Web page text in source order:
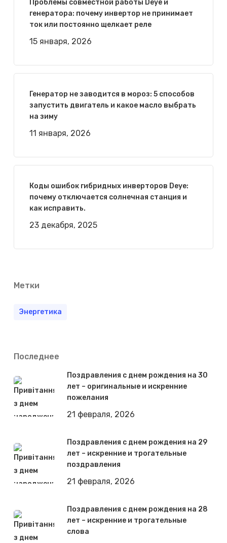
Проблемы совместной работы Deye и
генератора: почему инвертор не принимает
ток или постоянно щелкает реле
15 января, 2026
Генератор не заводится в мороз: 5 способов
запустить двигатель и какое масло выбрать
на зиму
11 января, 2026
Коды ошибок гибридных инверторов Deye:
почему отключается солнечная станция и
как исправить.
23 декабря, 2025
Метки
Энергетика
Последнее
Поздравления с днем рождения на 30
лет – оригинальные и искренние
пожелания
21 февраля, 2026
Поздравления с днем рождения на 29
лет – искренние и трогательные
поздравления
21 февраля, 2026
Поздравления с днем рождения на 28
лет – искренние и трогательные
слова